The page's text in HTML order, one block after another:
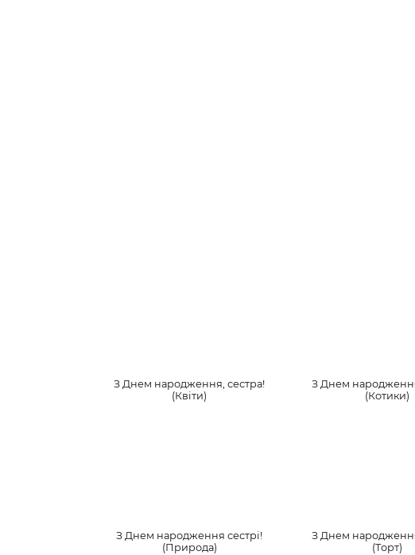
З Днем народження, сестра!
(Квіти)
З Днем
(Котики)
З Днем народження сестрі!
(Природа)
З Днем
(Торт)